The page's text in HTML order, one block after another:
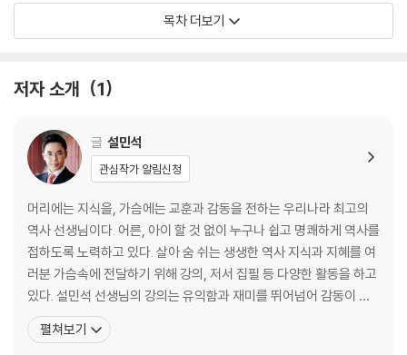
07강 고구려 전성기를 이끈 아버지와 아들 광개토 대왕과 장수왕
08강 신라 최초의 여왕 선덕 여왕
11강 중국을 꺾고 고구려를 계승하다 대조영
Ⅱ 고려 시대
12강 백제의 야망을 다시 한 번! 견훤
13강 미륵을 자처한 비운의 왕 궁예
14강 후삼국을 통일한 고려의 건국자 태조 왕건
15강 싸우지 않고 이긴 고려의 선택 서희
16강 귀주 대첩의 영웅 강감찬
17강 고려 말 개혁의 불꽃, 비운의 군주 공민왕
18강 고려 말 새로운 영웅의 등장 이성계
19강 조선을 세운 태조 이성계
목차 더보기
저자 소개 1
글 설민석
관심작가 알림신청
머리에는 지식을, 가슴에는 교훈과 감동을 전하는 우리나라 최고의
역사 선생님이다. 어른, 아이 할 것 없이 누구나 쉽고 명쾌하게 역사를
접하도록 노력하고 있다. 살아 숨 쉬는 생생한 역사 지식과 지혜를 여
러분 가슴속에 전달하기 위해 강의, 저서 집필 등 다양한 활동을 하고
있다. 설민석 선생님의 강의는 유익함과 재미를 뛰어넘어 감동이 있
다. 사람들이 원하는 메시지, 대중들에게 꼭 필요한 지식을 한국사와
접목하여 남녀노소 누구나 이해하기 쉽게 전달한다. ‘한국사는 지루
펼쳐보기